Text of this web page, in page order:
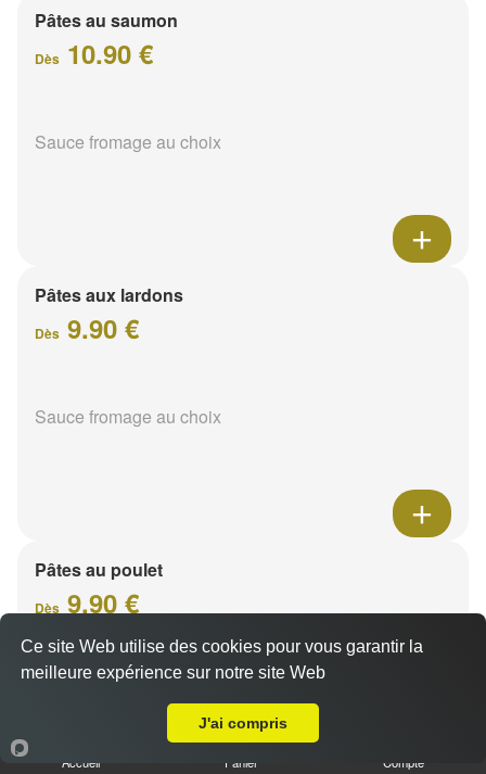
Pâtes au saumon
Dès 10.90 €
Sauce fromage au choix
Pâtes aux lardons
Dès 9.90 €
Sauce fromage au choix
Pâtes au poulet
Dès 9.90 €
Accueil Panier Compte
Ce site Web utilise des cookies pour vous garantir la
meilleure expérience sur notre site Web
J'ai compris